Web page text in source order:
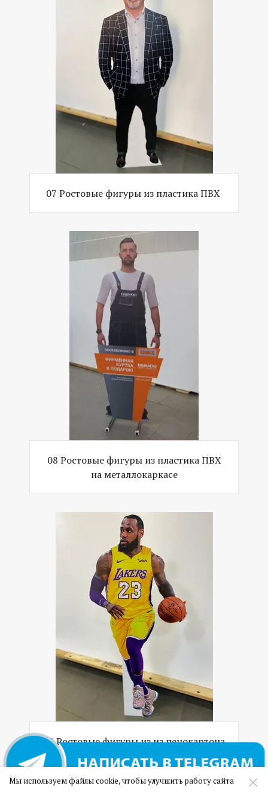
07 Ростовые фигуры из пластика ПВХ
08 Ростовые фигуры из пластика ПВХ
на металлокаркасе
09 Ростовые фигуры из из пенокартона
(сэндвич панель)
Мы используем файлы cookie, чтобы улучшить работу сайта